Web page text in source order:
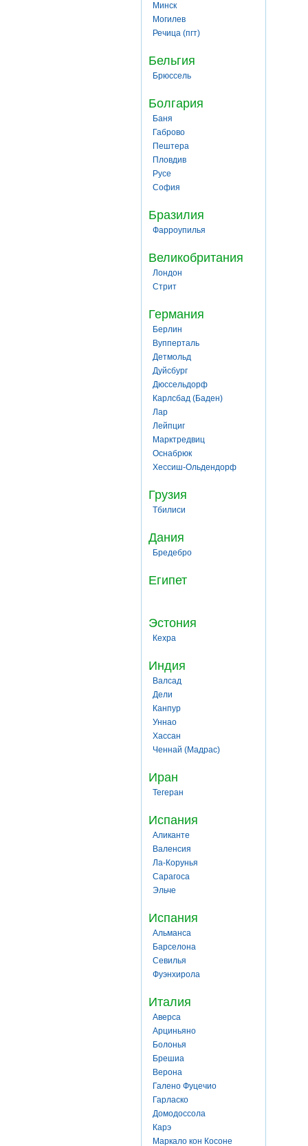
Минск
Могилев
Речица (пгт)
Бельгия
Брюссель
Болгария
Баня
Габрово
Пештера
Пловдив
Русе
София
Бразилия
Фарроупилья
Великобритания
Лондон
Стрит
Германия
Берлин
Вупперталь
Детмольд
Дуйсбург
Дюссельдорф
Карлсбад (Баден)
Лар
Лейпциг
Марктредвиц
Оснабрюк
Хессиш-Ольдендорф
Грузия
Тбилиси
Дания
Бредебро
Египет
Эстония
Кехра
Индия
Валсад
Дели
Канпур
Уннао
Хассан
Ченнай (Мадрас)
Иран
Тегеран
Испания
Аликанте
Валенсия
Ла-Корунья
Сарагоса
Эльче
Испания
Альманса
Барселона
Севилья
Фуэнхирола
Италия
Аверса
Арциньяно
Болонья
Брешиа
Верона
Галено Фуцечио
Гарласко
Домодоссола
Карэ
Маркало кон Косоне